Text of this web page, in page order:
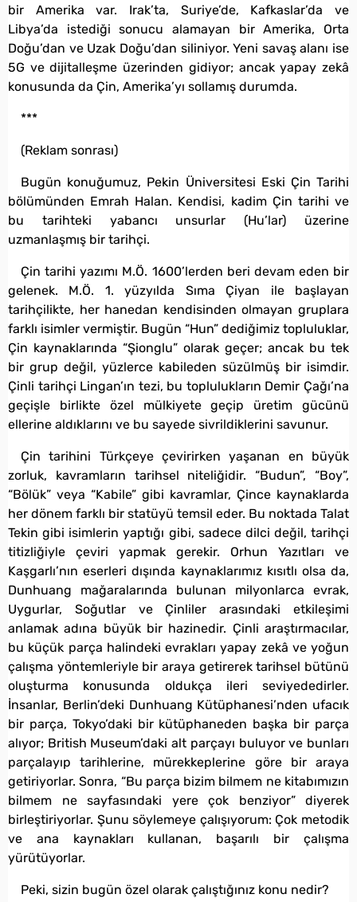
bir Amerika var. Irak’ta, Suriye’de, Kafkaslar’da ve
Libya’da istediği sonucu alamayan bir Amerika, Orta
Doğu’dan ve Uzak Doğu’dan siliniyor. Yeni savaş alanı ise
5G ve dijitalleşme üzerinden gidiyor; ancak yapay zekâ
konusunda da Çin, Amerika’yı sollamış durumda.
***
(Reklam sonrası)
Bugün konuğumuz, Pekin Üniversitesi Eski Çin Tarihi
bölümünden Emrah Halan. Kendisi, kadim Çin tarihi ve
bu tarihteki yabancı unsurlar (Hu’lar) üzerine
uzmanlaşmış bir tarihçi.
Çin tarihi yazımı M.Ö. 1600’lerden beri devam eden bir
gelenek. M.Ö. 1. yüzyılda Sıma Çiyan ile başlayan
tarihçilikte, her hanedan kendisinden olmayan gruplara
farklı isimler vermiştir. Bugün “Hun” dediğimiz topluluklar,
Çin kaynaklarında “Şionglu” olarak geçer; ancak bu tek
bir grup değil, yüzlerce kabileden süzülmüş bir isimdir.
Çinli tarihçi Lingan’ın tezi, bu toplulukların Demir Çağı’na
geçişle birlikte özel mülkiyete geçip üretim gücünü
ellerine aldıklarını ve bu sayede sivrildiklerini savunur.
Çin tarihini Türkçeye çevirirken yaşanan en büyük
zorluk, kavramların tarihsel niteliğidir. “Budun”, “Boy”,
“Bölük” veya “Kabile” gibi kavramlar, Çince kaynaklarda
her dönem farklı bir statüyü temsil eder. Bu noktada Talat
Tekin gibi isimlerin yaptığı gibi, sadece dilci değil, tarihçi
titizliğiyle çeviri yapmak gerekir. Orhun Yazıtları ve
Kaşgarlı’nın eserleri dışında kaynaklarımız kısıtlı olsa da,
Dunhuang mağaralarında bulunan milyonlarca evrak,
Uygurlar, Soğutlar ve Çinliler arasındaki etkileşimi
anlamak adına büyük bir hazinedir. Çinli araştırmacılar,
bu küçük parça halindeki evrakları yapay zekâ ve yoğun
çalışma yöntemleriyle bir araya getirerek tarihsel bütünü
oluşturma konusunda oldukça ileri seviyededirler.
İnsanlar, Berlin’deki Dunhuang Kütüphanesi’nden ufacık
bir parça, Tokyo’daki bir kütüphaneden başka bir parça
alıyor; British Museum’daki alt parçayı buluyor ve bunları
parçalayıp tarihlerine, mürekkeplerine göre bir araya
getiriyorlar. Sonra, “Bu parça bizim bilmem ne kitabımızın
bilmem ne sayfasındaki yere çok benziyor” diyerek
birleştiriyorlar. Şunu söylemeye çalışıyorum: Çok metodik
ve ana kaynakları kullanan, başarılı bir çalışma
yürütüyorlar.
Peki, sizin bugün özel olarak çalıştığınız konu nedir?